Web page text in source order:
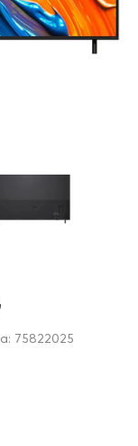
75822025